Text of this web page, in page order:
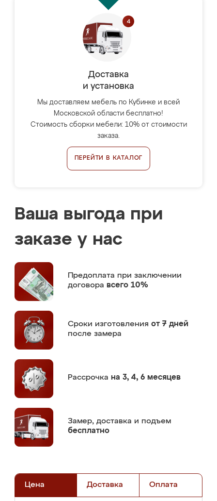
Доставка
и установка
Мы доставляем мебель по Кубинке и всей
Московской области бесплатно!
Стоимость сборки мебели: 10% от стоимости
заказа.
ПЕРЕЙТИ В КАТАЛОГ
Ваша выгода при
заказе у нас
Предоплата при заключении
договора всего 10%
Сроки изготовления от 7 дней
после замера
Рассрочка на 3, 4, 6 месяцев
Замер, доставка и подъем
бесплатно
Цена Доставка Оплата